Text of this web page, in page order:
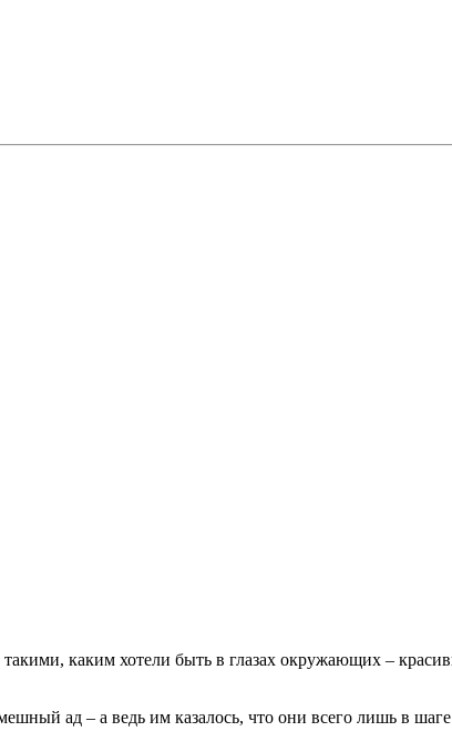
каким хотели быть в глазах окружающих –
ад – а ведь им казалось, что они всего лишь в шаге